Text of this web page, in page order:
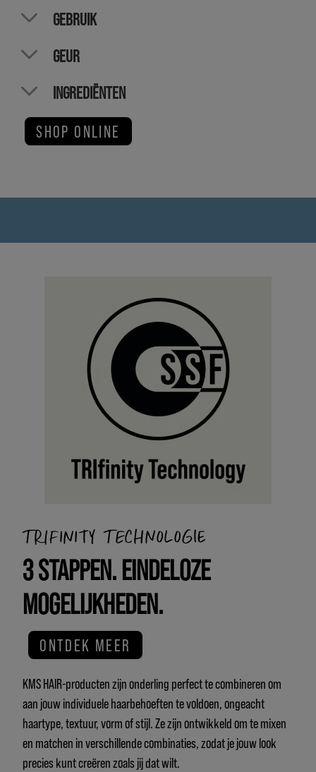
GEBRUIK
GEUR
INGREDIËNTEN
SHOP ONLINE
TRIFINITY TECHNOLOGIE
3 STAPPEN. EINDELOZE
MOGELIJKHEDEN.
ONTDEK MEER
KMS HAIR-producten zijn onderling perfect te combineren om
aan jouw individuele haarbehoeften te voldoen, ongeacht
haartype, textuur, vorm of stijl. Ze zijn ontwikkeld om te mixen
en matchen in verschillende combinaties, zodat je jouw look
precies kunt creëren zoals jij dat wilt.